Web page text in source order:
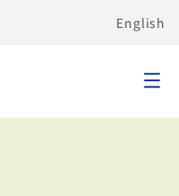
English